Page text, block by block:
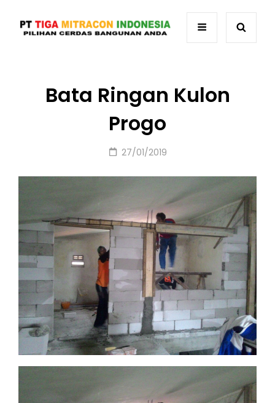
Bata Ringan Kulon
Progo
Posted
27/01/2019